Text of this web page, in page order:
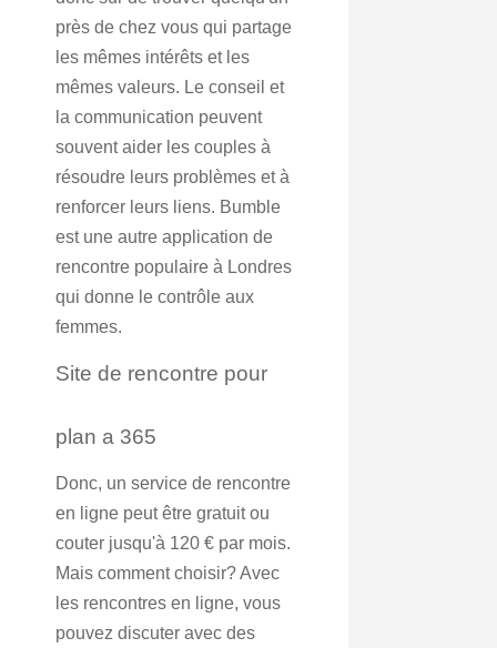
près de chez vous qui partage
les mêmes intérêts et les
mêmes valeurs. Le conseil et
la communication peuvent
souvent aider les couples à
résoudre leurs problèmes et à
renforcer leurs liens. Bumble
est une autre application de
rencontre populaire à Londres
qui donne le contrôle aux
femmes.
Site de rencontre pour
plan a 365
Donc, un service de rencontre
en ligne peut être gratuit ou
couter jusqu'à 120 € par mois.
Mais comment choisir? Avec
les rencontres en ligne, vous
pouvez discuter avec des